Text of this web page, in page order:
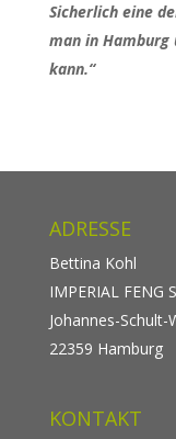
Sicherlich eine
man in Hamburg
kann.“
ADRESSE
Bettina Kohl
IMPERIAL FENG
Johannes-Schult-
22359 Hamburg
KONTAKT